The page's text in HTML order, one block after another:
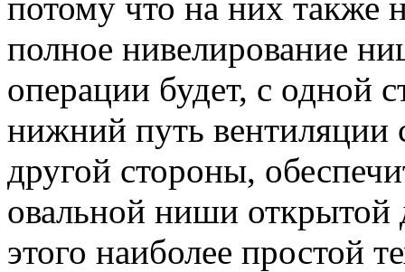
полное нивелирование
операции будет, с одной
нижний путь вентиляции
другой стороны,
овальной ниши
этого наиболее простой